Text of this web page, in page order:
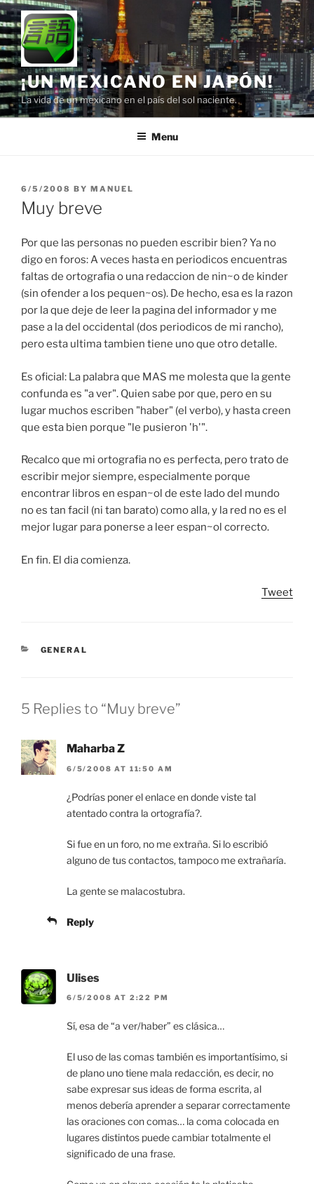
Skip
to
content
¡UN MEXICANO EN JAPÓN!
La vida de un mexicano en el país del sol naciente.
Menu
POSTED
ON
6/5/2008 BY MANUEL
Muy breve
Por que las personas no pueden escribir bien? Ya no
digo en foros: A veces hasta en periodicos encuentras
faltas de ortografia o una redaccion de nin~o de kinder
(sin ofender a los pequen~os). De hecho, esa es la razon
por la que deje de leer la pagina del informador y me
pase a la del occidental (dos periodicos de mi rancho),
pero esta ultima tambien tiene uno que otro detalle.
Es oficial: La palabra que MAS me molesta que la gente
confunda es "a ver". Quien sabe por que, pero en su
lugar muchos escriben "haber" (el verbo), y hasta creen
que esta bien porque "le pusieron 'h'".
Recalco que mi ortografia no es perfecta, pero trato de
escribir mejor siempre, especialmente porque
encontrar libros en espan~ol de este lado del mundo
no es tan facil (ni tan barato) como alla, y la red no es el
mejor lugar para ponerse a leer espan~ol correcto.
En fin. El dia comienza.
Tweet
CATEGORIES
GENERAL
5 Replies to “Muy breve”
Maharba Z
6/5/2008 AT 11:50 AM
¿Podrías poner el enlace en donde viste tal
atentado contra la ortografía?.
Si fue en un foro, no me extraña. Si lo escribió
alguno de tus contactos, tampoco me extrañaría.
La gente se malacostubra.
Reply
Ulises
6/5/2008 AT 2:22 PM
Sí, esa de “a ver/haber” es clásica…
El uso de las comas también es importantísimo, si
de plano uno tiene mala redacción, es decir, no
sabe expresar sus ideas de forma escrita, al
menos debería aprender a separar correctamente
las oraciones con comas… la coma colocada en
lugares distintos puede cambiar totalmente el
significado de una frase.